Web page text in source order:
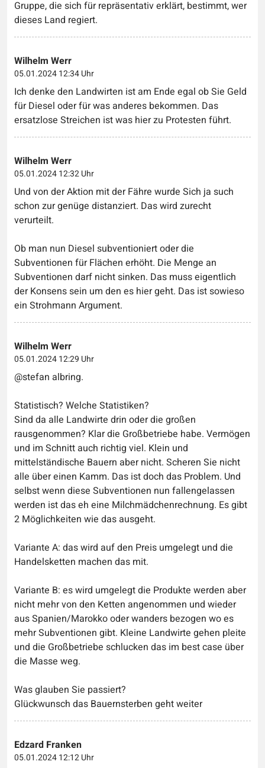
Gruppe, die sich für repräsentativ erklärt, bestimmt, wer
dieses Land regiert.
Wilhelm Werr
05.01.2024 12:34 Uhr
Ich denke den Landwirten ist am Ende egal ob Sie Geld
für Diesel oder für was anderes bekommen. Das
ersatzlose Streichen ist was hier zu Protesten führt.
Wilhelm Werr
05.01.2024 12:32 Uhr
Und von der Aktion mit der Fähre wurde Sich ja such
schon zur genüge distanziert. Das wird zurecht
verurteilt.
Ob man nun Diesel subventioniert oder die
Subventionen für Flächen erhöht. Die Menge an
Subventionen darf nicht sinken. Das muss eigentlich
der Konsens sein um den es hier geht. Das ist sowieso
ein Strohmann Argument.
Wilhelm Werr
05.01.2024 12:29 Uhr
@stefan albring.
Statistisch? Welche Statistiken?
Sind da alle Landwirte drin oder die großen
rausgenommen? Klar die Großbetriebe habe. Vermögen
und im Schnitt auch richtig viel. Klein und
mittelständische Bauern aber nicht. Scheren Sie nicht
alle über einen Kamm. Das ist doch das Problem. Und
selbst wenn diese Subventionen nun fallengelassen
werden ist das eh eine Milchmädchenrechnung. Es gibt
2 Möglichkeiten wie das ausgeht.
Variante A: das wird auf den Preis umgelegt und die
Handelsketten machen das mit.
Variante B: es wird umgelegt die Produkte werden aber
nicht mehr von den Ketten angenommen und wieder
aus Spanien/Marokko oder wanders bezogen wo es
mehr Subventionen gibt. Kleine Landwirte gehen pleite
und die Großbetriebe schlucken das im best case über
die Masse weg.
Was glauben Sie passiert?
Glückwunsch das Bauernsterben geht weiter
Edzard Franken
05.01.2024 12:12 Uhr